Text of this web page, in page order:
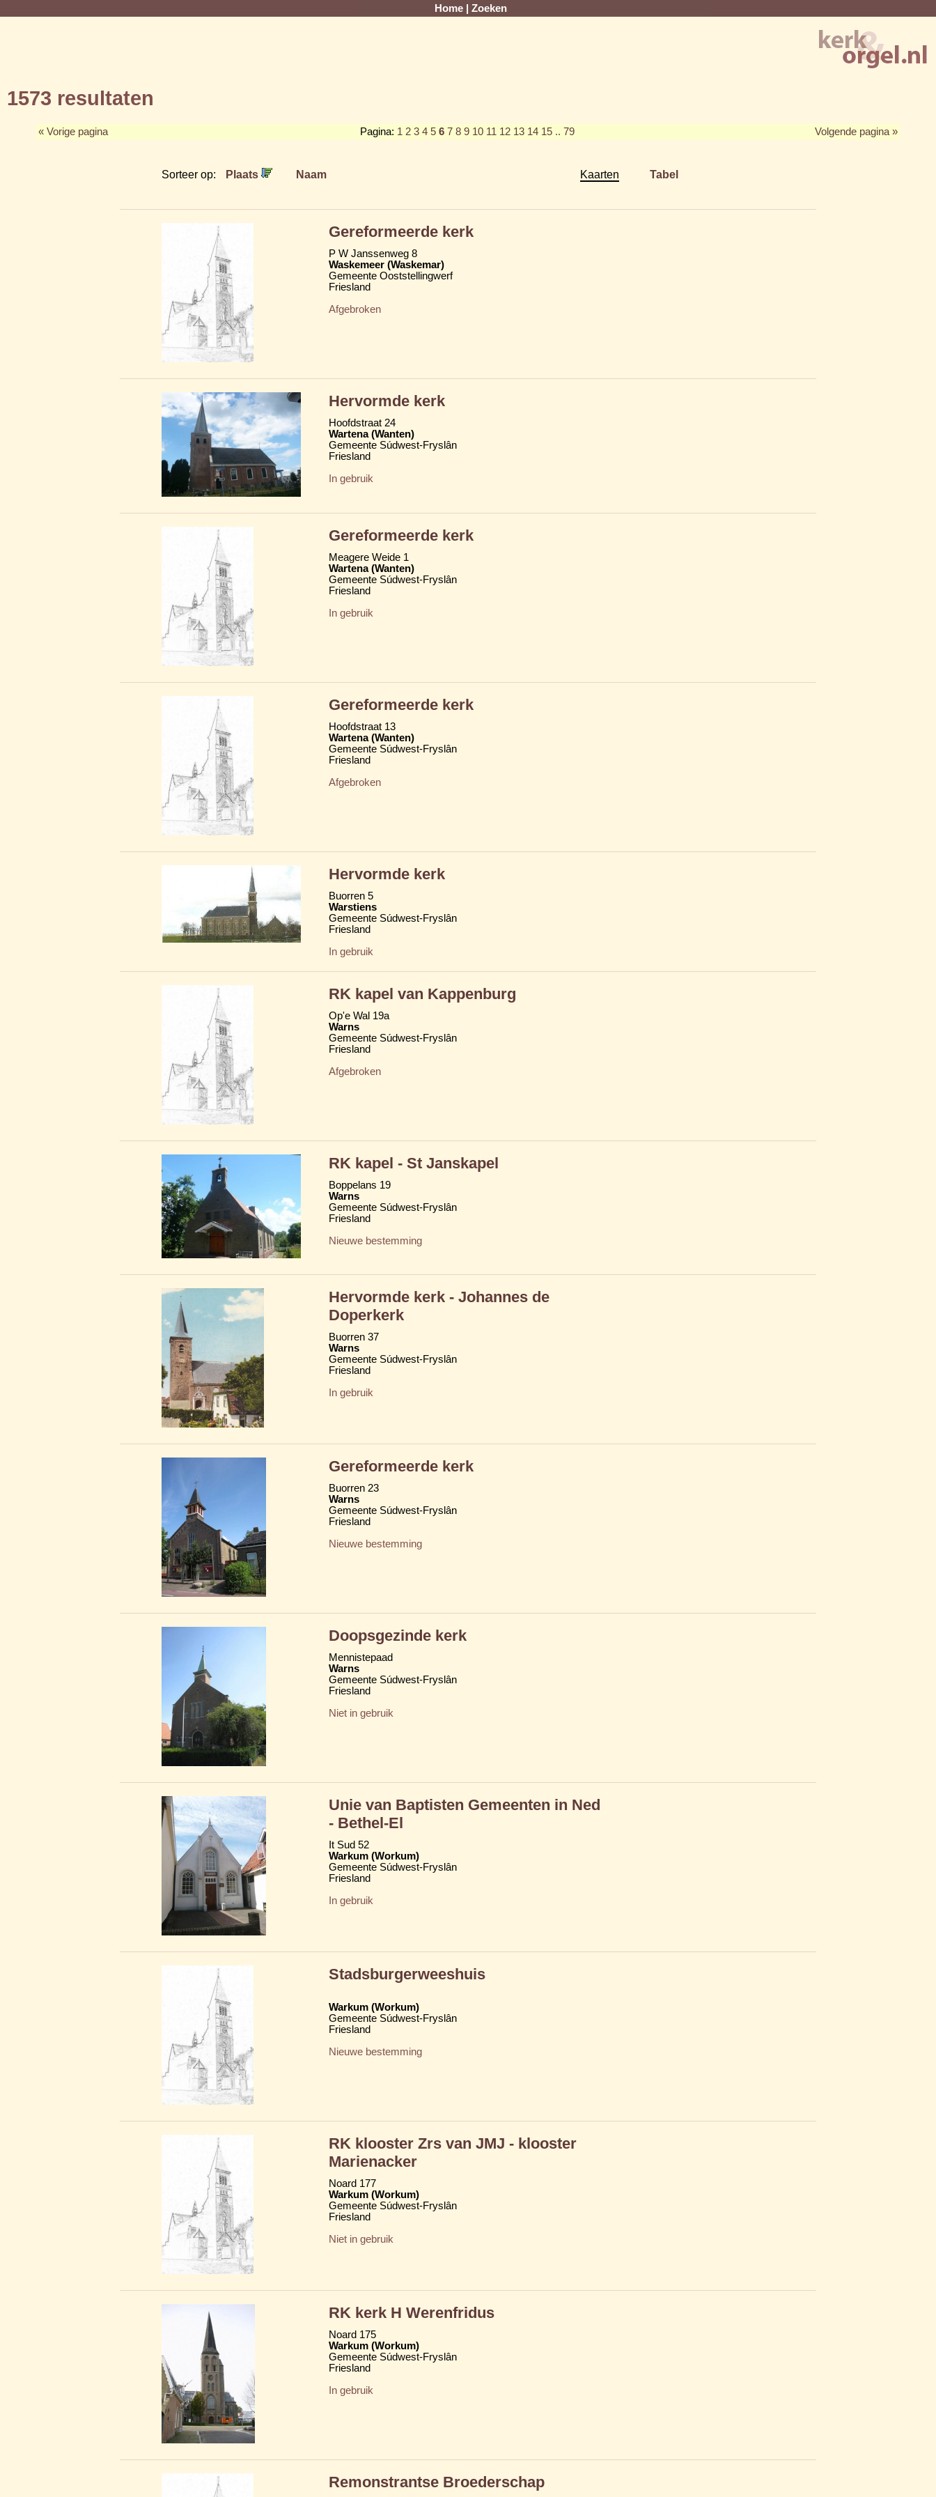
Home Zoeken
1573 resultaten
« Vorige pagina Pagina: 1 2 3 4 5 6 7 8 9 10 11 12 13 14 15 .. 79 Volgende pagina »
Sorteer op: Plaats Naam Kaarten Tabel
Gereformeerde kerk
P W Janssenweg 8
Waskemeer (Waskemar)
Gemeente Ooststellingwerf
Friesland
Afgebroken
Hervormde kerk
Hoofdstraat 24
Wartena (Wanten)
Gemeente Súdwest-Fryslân
Friesland
In gebruik
Gereformeerde kerk
Meagere Weide 1
Wartena (Wanten)
Gemeente Súdwest-Fryslân
Friesland
In gebruik
Gereformeerde kerk
Hoofdstraat 13
Wartena (Wanten)
Gemeente Súdwest-Fryslân
Friesland
Afgebroken
Hervormde kerk
Buorren 5
Warstiens
Gemeente Súdwest-Fryslân
Friesland
In gebruik
RK kapel van Kappenburg
Op'e Wal 19a
Warns
Gemeente Súdwest-Fryslân
Friesland
Afgebroken
RK kapel - St Janskapel
Boppelans 19
Warns
Gemeente Súdwest-Fryslân
Friesland
Nieuwe bestemming
Hervormde kerk - Johannes de
Doperkerk
Buorren 37
Warns
Gemeente Súdwest-Fryslân
Friesland
In gebruik
Gereformeerde kerk
Buorren 23
Warns
Gemeente Súdwest-Fryslân
Friesland
Nieuwe bestemming
Doopsgezinde kerk
Mennistepaad
Warns
Gemeente Súdwest-Fryslân
Friesland
Niet in gebruik
Unie van Baptisten Gemeenten in Ned
- Bethel-El
It Sud 52
Warkum (Workum)
Gemeente Súdwest-Fryslân
Friesland
In gebruik
Stadsburgerweeshuis
Warkum (Workum)
Gemeente Súdwest-Fryslân
Friesland
Nieuwe bestemming
RK klooster Zrs van JMJ - klooster
Marienacker
Noard 177
Warkum (Workum)
Gemeente Súdwest-Fryslân
Friesland
Niet in gebruik
RK kerk H Werenfridus
Noard 175
Warkum (Workum)
Gemeente Súdwest-Fryslân
Friesland
In gebruik
Remonstrantse Broederschap